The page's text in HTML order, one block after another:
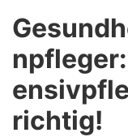
richtig!